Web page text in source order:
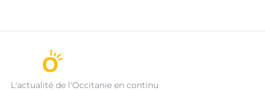
L'actualité de l'Occitanie en continu